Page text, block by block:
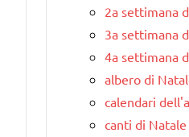
2a settimana
3a settimana
4a settimana
albero di
calendari
canti di Natale